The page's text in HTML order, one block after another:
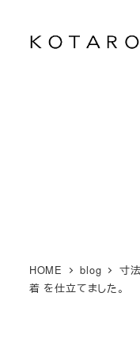
HOME blog 寸
着 を仕立てました。